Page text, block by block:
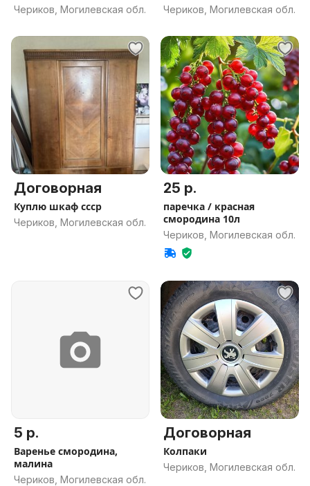
Чериков, Могилевская обл. Чериков, Могилевская обл.
Договорная
Куплю шкаф ссср
Чериков, Могилевская обл.
25 р.
паречка / красная
смородина 10л
Чериков, Могилевская обл.
5 р.
Варенье смородина,
малина
Чериков, Могилевская обл.
Договорная
Колпаки
Чериков, Могилевская обл.